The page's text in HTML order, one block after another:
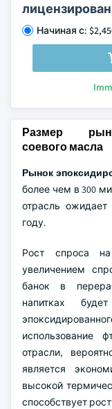
Начиная с:
Размер
соевого масла
Рынок
более чем в 300
отрасль
году.
Рост спроса
увеличением
банок в
напитках
использование
отрасли,
является
высокой
способствует